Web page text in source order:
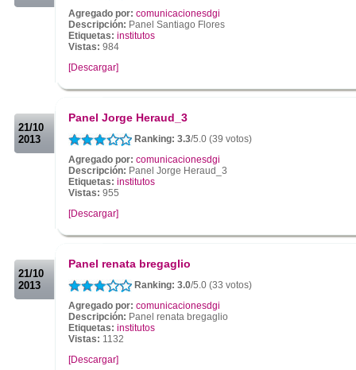
Agregado por: comunicacionesdgi
Descripción: Panel Santiago Flores
Etiquetas: institutos
Vistas: 984
[Descargar]
21/10
2013
Panel Jorge Heraud_3
Ranking: 3.3/5.0 (39 votos)
Agregado por: comunicacionesdgi
Descripción: Panel Jorge Heraud_3
Etiquetas: institutos
Vistas: 955
[Descargar]
21/10
2013
Panel renata bregaglio
Ranking: 3.0/5.0 (33 votos)
Agregado por: comunicacionesdgi
Descripción: Panel renata bregaglio
Etiquetas: institutos
Vistas: 1132
[Descargar]